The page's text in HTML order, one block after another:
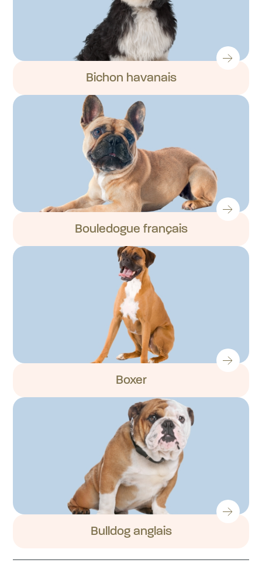
Bichon havanais
Bouledogue français
Boxer
Bulldog anglais